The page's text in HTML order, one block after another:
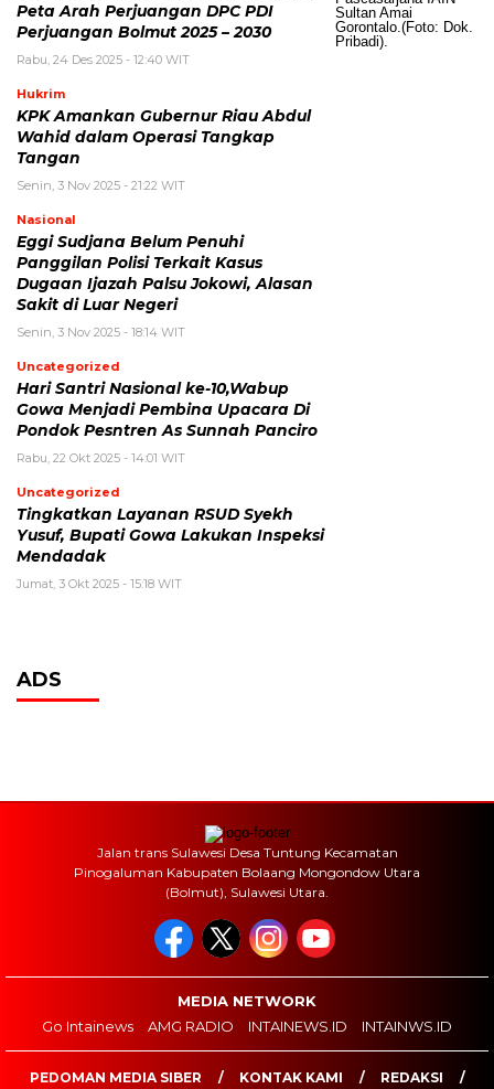
Peta Arah Perjuangan DPC PDI
Perjuangan Bolmut 2025 – 2030
Rabu, 24 Des 2025 - 12:40 WIT
Hukrim
KPK Amankan Gubernur Riau Abdul
Wahid dalam Operasi Tangkap
Tangan
Senin, 3 Nov 2025 - 21:22 WIT
Nasional
Eggi Sudjana Belum Penuhi
Panggilan Polisi Terkait Kasus
Dugaan Ijazah Palsu Jokowi, Alasan
Sakit di Luar Negeri
Senin, 3 Nov 2025 - 18:14 WIT
Uncategorized
Hari Santri Nasional ke-10,Wabup
Gowa Menjadi Pembina Upacara Di
Pondok Pesntren As Sunnah Panciro
Rabu, 22 Okt 2025 - 14:01 WIT
Uncategorized
Tingkatkan Layanan RSUD Syekh
Yusuf, Bupati Gowa Lakukan Inspeksi
Mendadak
Jumat, 3 Okt 2025 - 15:18 WIT
ADS
Jalan trans Sulawesi Desa Tuntung Kecamatan
Pinogaluman Kabupaten Bolaang Mongondow Utara
(Bolmut), Sulawesi Utara.
MEDIA NETWORK
Go Intainews
AMG RADIO INTAINEWS.ID INTAINWS.ID
PEDOMAN MEDIA SIBER KONTAK KAMI REDAKSI